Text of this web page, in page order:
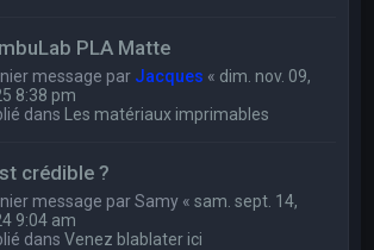
PLA Matte
message par Jacques « dim. nov. 09,
8:38 pm
dans Les matériaux imprimables
crédible ?
message parSamy «sam. sept. 14,
9:04 am
dansVenez blablater ici